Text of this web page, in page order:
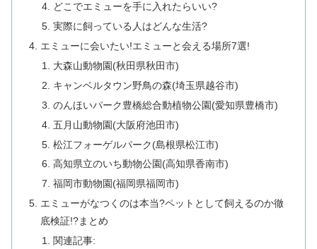
どこでエミューを手に入れたらいい?
実際に飼っている人はどんな生活?
エミューに会いたい!エミューと会える場所7選!
大森山動物園(秋田県秋田市)
キャンベルタウン野鳥の森(埼玉県越谷市)
のんほいパーク豊橋総合動植物公園(愛知県豊橋市)
五月山動物園(大阪府池田市)
松江フォーゲルパーク(島根県松江市)
高知県立のいち動物公園(高知県香南市)
福岡市動物園(福岡県福岡市)
エミューがなつくのは本当?ペットとして飼えるのか徹
底検証!?まとめ
関連記事: